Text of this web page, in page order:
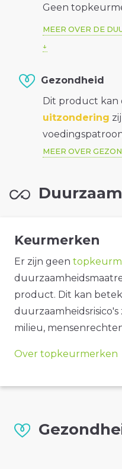
Geen
MEER OVER DE
Gezondheid
Dit product kan
uitzondering
MEER OVER
Keurmerken
Er zijn geen
product. Dit kan
milieu,
Over topkeurmerken